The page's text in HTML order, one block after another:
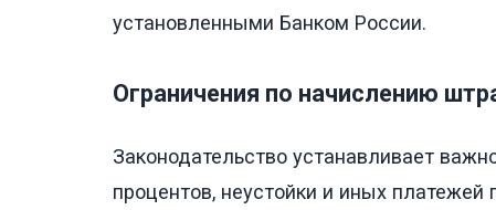
установленными Банком России.
Ограничения по начислению
Законодательство устанавливает
процентов, неустойки и иных